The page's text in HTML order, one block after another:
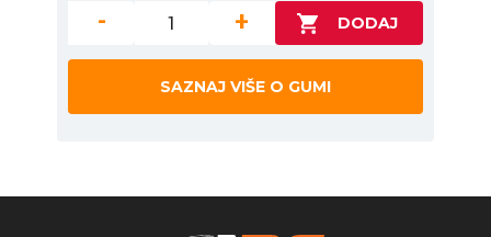
- +
SAZNAJ VIŠE O GUMI